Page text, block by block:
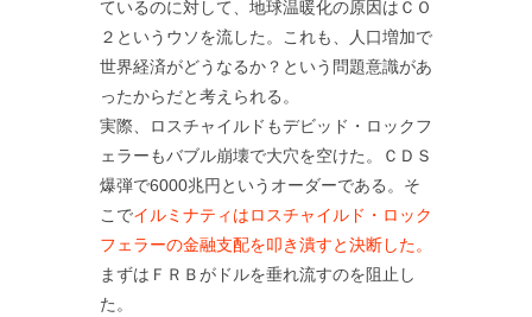
ているのに対して、地球温暖化の原因はＣＯ
２というウソを流した。これも、人口増加で
世界経済がどうなるか？という問題意識があ
ったからだと考えられる。
実際、ロスチャイルドもデビッド・ロックフ
ェラーもバブル崩壊で大穴を空けた。ＣＤＳ
爆弾で6000兆円というオーダーである。そ
こでイルミナティはロスチャイルド・ロック
フェラーの金融支配を叩き潰すと決断した。
まずはＦＲＢがドルを垂れ流すのを阻止し
た。